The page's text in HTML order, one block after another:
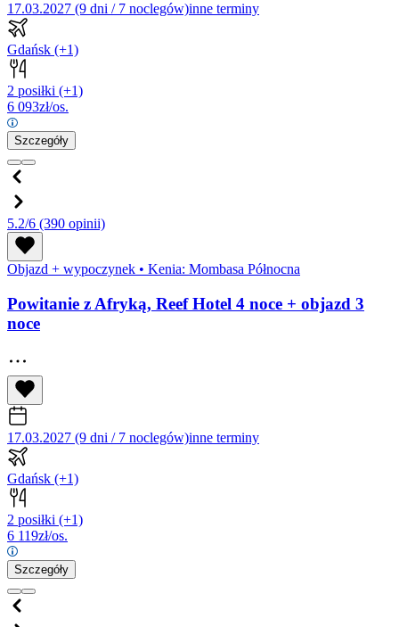
17.03.2027 (9 dni / 7 noclegów)inne terminy
Gdańsk (+1)
2 posiłki (+1)
6 093zł/os.
Szczegóły
5.2/6 (390 opinii)
Objazd + wypoczynek • Kenia: Mombasa Północna
Powitanie z Afryką, Reef Hotel 4 noce + objazd 3
noce
17.03.2027 (9 dni / 7 noclegów)inne terminy
Gdańsk (+1)
2 posiłki (+1)
6 119zł/os.
Szczegóły